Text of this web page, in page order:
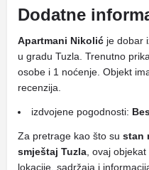
Dodatne
Apartmani Nikolić je dobar
u gradu Tuzla. Trenutno
osobe i 1 noćenje. Objekt
recenzija.
izdvojene pogodnosti:
Za pretrage kao što su stan
smještaj Tuzla , ovaj
lokacije, sadržaja i